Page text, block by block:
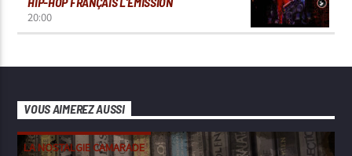
20:00
VOUS AIMEREZ AUSSI
LA NOSTALGIE CAMARADE